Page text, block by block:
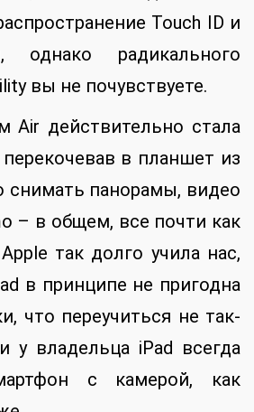
Touch ID и
однако радикального
вы не почувствуете.
Air действительно стала
в планшет из
снимать панорамы, видео
– в общем, все почти как
так долго учила нас,
в принципе не пригодна
что переучиться не так-
у владельца iPad всегда
с камерой, как